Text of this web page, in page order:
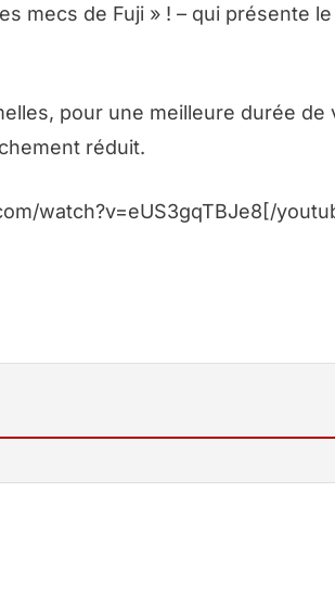
mecs de Fuji » ! – qui présente le
pour une meilleure durée de
réduit.
watch?v=eUS3gqTBJe8[/